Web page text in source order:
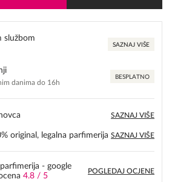
službom
SAZNAJ VIŠE
danima do 16h
BESPLATNO
SAZNAJ VIŠE
original, legalna parfimerija SAZNAJ VIŠE
- google
4.8 / 5
POGLEDAJ OCJENE